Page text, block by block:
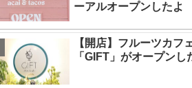
ーアルオープンしたよ
【開店】フルーツカフ
「GIFT」がオープンし